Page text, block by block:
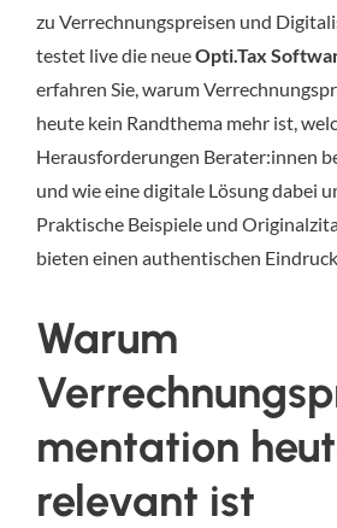
zu Verrechnungspreisen und
testet live die neueOpti.Tax
erfahren Sie, warum
heute kein Randthema mehr ist,
Herausforderungen Berater:innen
und wie eine digitale Lösung dabei
Praktische Beispiele und
bieten einen authentischen Eindruck.
Warum
mentation
relevant ist